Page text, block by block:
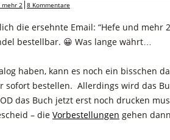
mehr 2 8 Kommentare
die ersehnte Email: “Hefe und mehr
bestellbar. 😀 Was lange währt…
haben, kann es noch ein bisschen
sofort bestellen. Allerdings wird das
das Buch jetzt erst noch drucken
– die Vorbestellungen gehen